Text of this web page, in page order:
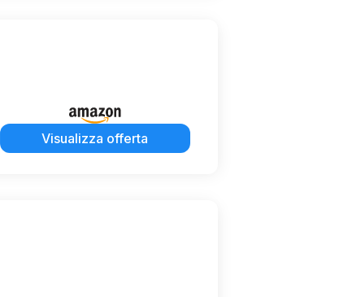
Visualizza offerta